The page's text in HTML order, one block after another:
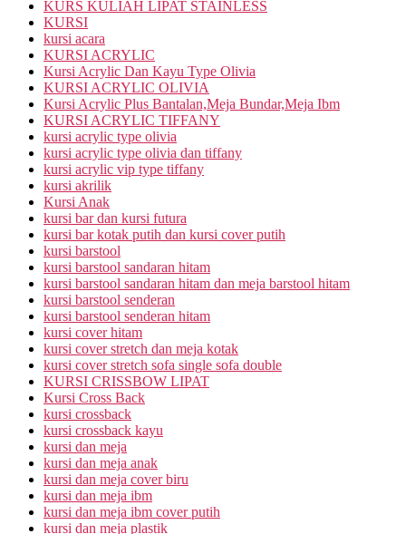
KURS KULIAH LIPAT STAINLESS
KURSI
kursi acara
KURSI ACRYLIC
Kursi Acrylic Dan Kayu Type Olivia
KURSI ACRYLIC OLIVIA
Kursi Acrylic Plus Bantalan,Meja Bundar,Meja Ibm
KURSI ACRYLIC TIFFANY
kursi acrylic type olivia
kursi acrylic type olivia dan tiffany
kursi acrylic vip type tiffany
kursi akrilik
Kursi Anak
kursi bar dan kursi futura
kursi bar kotak putih dan kursi cover putih
kursi barstool
kursi barstool sandaran hitam
kursi barstool sandaran hitam dan meja barstool hitam
kursi barstool senderan
kursi barstool senderan hitam
kursi cover hitam
kursi cover stretch dan meja kotak
kursi cover stretch sofa single sofa double
KURSI CRISSBOW LIPAT
Kursi Cross Back
kursi crossback
kursi crossback kayu
kursi dan meja
kursi dan meja anak
kursi dan meja cover biru
kursi dan meja ibm
kursi dan meja ibm cover putih
kursi dan meja plastik